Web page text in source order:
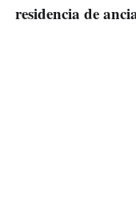
residencia de